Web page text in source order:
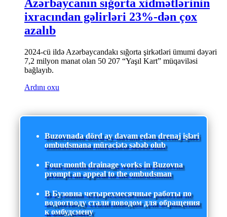
Azərbaycanın sığorta xidmətlərinin
ixracından gəlirləri 23%-dən çox
azalıb
2024-cü ildə Azərbaycandakı sığorta şirkətləri ümumi dəyəri
7,2 milyon manat olan 50 207 “Yaşıl Kart” müqaviləsi
bağlayıb.
Ardını oxu
Buzovnada dörd ay davam edən drenaj işləri
ombudsmana müraciətə səbəb olub
Four-month drainage works in Buzovna
prompt an appeal to the ombudsman
В Бузовна четырехмесячные работы по
водоотводу стали поводом для обращения
к омбудсмену